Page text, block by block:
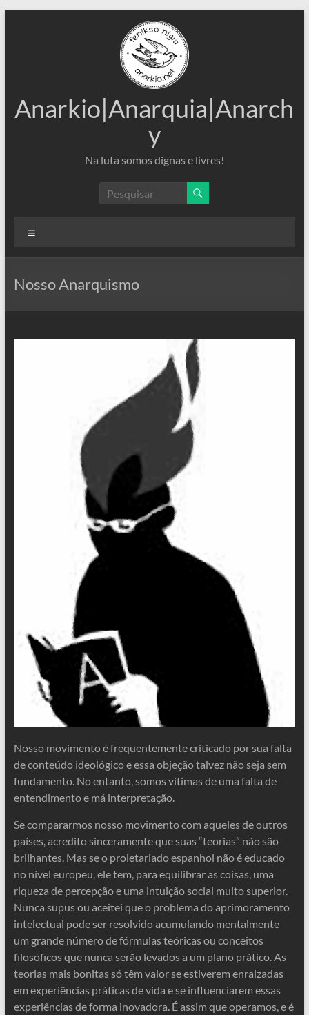
Anarkio|Anarquia|Anarch
y
Na luta somos dignas e livres!
Nosso Anarquismo
Nosso movimento é frequentemente criticado por sua falta
de conteúdo ideológico e essa objeção talvez não seja sem
fundamento. No entanto, somos vítimas de uma falta de
entendimento e má interpretação.
Se compararmos nosso movimento com aqueles de outros
países, acredito sinceramente que suas “teorias” não são
brilhantes. Mas se o proletariado espanhol não é educado
no nível europeu, ele tem, para equilibrar as coisas, uma
riqueza de percepção e uma intuição social muito superior.
Nunca supus ou aceitei que o problema do aprimoramento
intelectual pode ser resolvido acumulando mentalmente
um grande número de fórmulas teóricas ou conceitos
filosóficos que nunca serão levados a um plano prático. As
teorias mais bonitas só têm valor se estiverem enraizadas
em experiências práticas de vida e se influenciarem essas
experiências de forma inovadora. É assim que operamos, e é